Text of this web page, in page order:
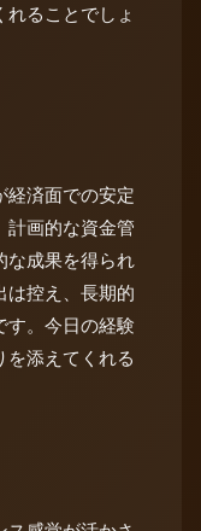
ることでしょ
経済面での安定
計画的な資金管
な成果を得られ
は控え、長期的
す。今日の経験
を添えてくれる